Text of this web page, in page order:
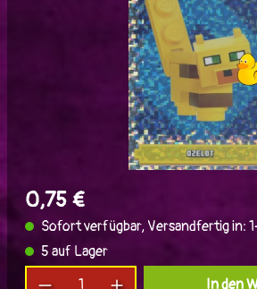
0,75 €
Sofort verfügbar, Versandfertig in:
5 auf Lager
Produkt Anzahl: Gib den
In den